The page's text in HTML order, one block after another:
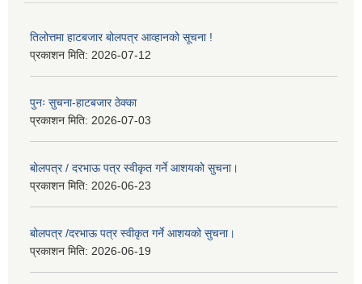
तिलोत्तमा हाटबजार बोलपत्र आव्हानको सूचना !
प्रकाशन मिति: 2026-07-12
पुनः सुचना-हाटबजार ठेक्का
प्रकाशन मिति: 2026-07-03
बोलपत्र / दरभाऊ पत्र स्वीकृत गर्ने आशयको सुचना।
प्रकाशन मिति: 2026-06-23
बोलपत्र /दरभाऊ पत्र स्वीकृत गर्ने आशयको सुचना।
प्रकाशन मिति: 2026-06-19